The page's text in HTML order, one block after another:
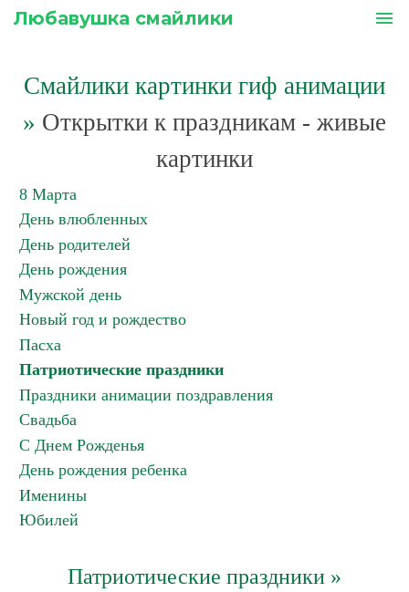
Любавушка смайлики menu
Смайлики картинки гиф анимации
» Открытки к праздникам - живые
картинки
8 Марта
День влюбленных
День родителей
День рождения
Мужской день
Новый год и рождество
Пасха
Патриотические праздники
Праздники анимации поздравления
Свадьба
С Днем Рожденья
День рождения ребенка
Именины
Юбилей
Патриотические праздники »